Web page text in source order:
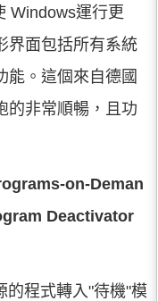
Windows運行更
界面包括所有系統
能。這個來自德國
的非常順暢，且功
on-Deman
Deactivator
的程式轉入"待機"模